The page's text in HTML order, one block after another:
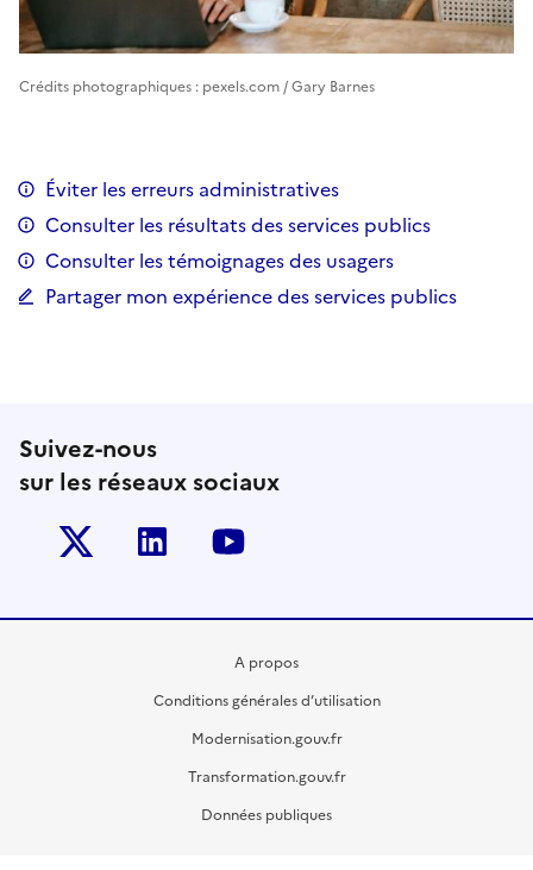
Crédits photographiques : pexels.com / Gary Barnes
Éviter les erreurs administratives
Consulter les résultats des services publics
Consulter les témoignages des usagers
Partager mon expérience des services publics
Suivez-nous
sur les réseaux sociaux
Twitter-x Linkedin
A propos
Conditions générales d’utilisation
Modernisation.gouv.fr
Transformation.gouv.fr
Données publiques